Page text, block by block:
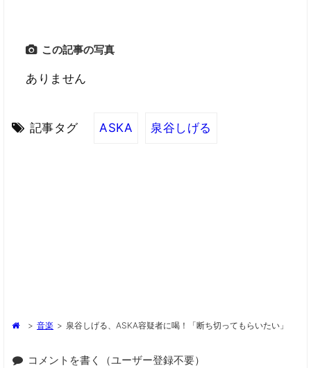
この記事の写真
ありません
記事タグ ASKA 泉谷しげる
> 音楽 > 泉谷しげる、ASKA容疑者に喝！「断ち切ってもらいたい」
コメントを書く（ユーザー登録不要）